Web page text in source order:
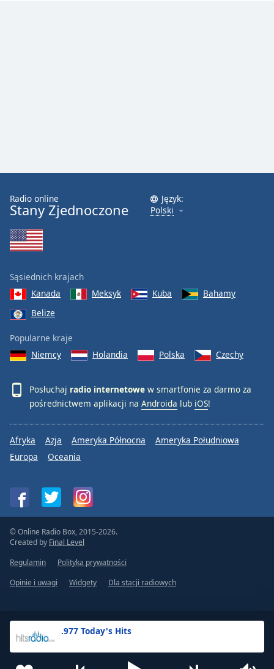
.977 Today's Hits
Radio online
Stany Zjednoczone
Język:
Polski
Sąsiednich krajach
Kanada
Meksyk Kuba
Bahamy
Belize
Popularne kraje
Niemcy
Holandia Polska Czechy
Posłuchaj radio internetowe w smartfonie za darmo za
pośrednictwem aplikacji na Androida lub iOS!
Afryka Azja Ameryka Północna
Ameryka Południowa
Europa
Oceania
© Online Radio Box, 2015-2026.
Created by Final Level
Regulamin
Polityka prywatności
Opinie i uwagi
Widgety Dla stacji radiowych